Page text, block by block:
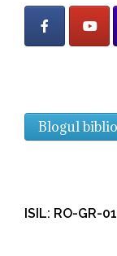
Blogul
ISIL: RO-GR-